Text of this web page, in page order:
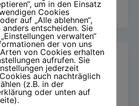
nur einige
um in den Einsatz
Cookies
auf „Alle ablehnen“,
entscheiden. Sie
verwalten“
der von uns
von Cookies erhalten
aufrufen. Sie
jederzeit
auch nachträglich
(z.B. in der
oder unten auf